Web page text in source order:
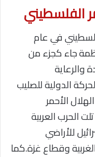
الفلسطيني
في عام
جاء كجزء من
والرعاية
الدولية للصليب
الأحمر
الحرب العربية
إسرائيل للأراضي
وقطاع غزة.كما